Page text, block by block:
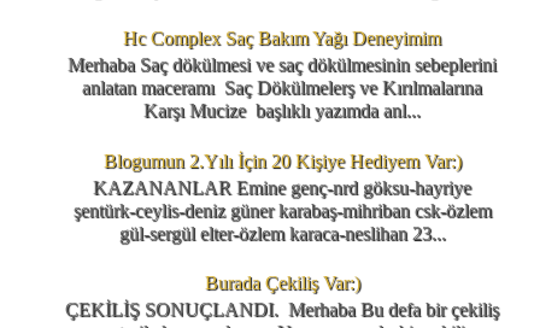
Hc Complex Saç Bakım Yağı Deneyimim
Merhaba Saç dökülmesi ve saç dökülmesinin sebeplerini
anlatan maceramı Saç Dökülmelerş ve Kırılmalarına
Karşı Mucize başlıklı yazımda anl...
Blogumun 2.Yılı İçin 20 Kişiye Hediyem Var:)
KAZANANLAR Emine genç-nrd göksu-hayriye
şentürk-ceylis-deniz güner karabaş-mihriban csk-özlem
gül-sergül elter-özlem karaca-neslihan 23...
Burada Çekiliş Var:)
ÇEKİLİŞ SONUÇLANDI. Merhaba Bu defa bir çekiliş